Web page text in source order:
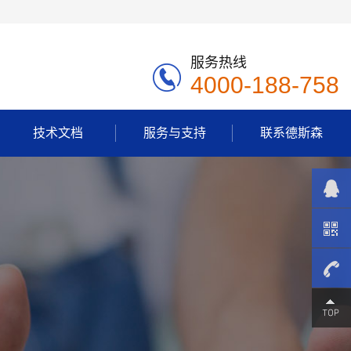
服务热线
4000-188-758
技术文档 服务与支持 联系德斯森
4000-